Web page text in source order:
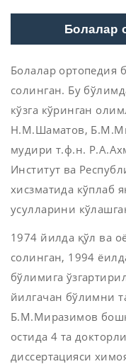
Болалар
Болалар ортопедия
солинган. Бу
кўзга кўринган
Н.М.Шаматов,
мудири т.ф.н.
Институт ва
хисзматида кўплаб
усулларини
1974 йилда қўл ва
солинган, 1994
бўлимига
йилгачан бўлимни
Б.М.Миразимов
остида 4 та
диссертацияси